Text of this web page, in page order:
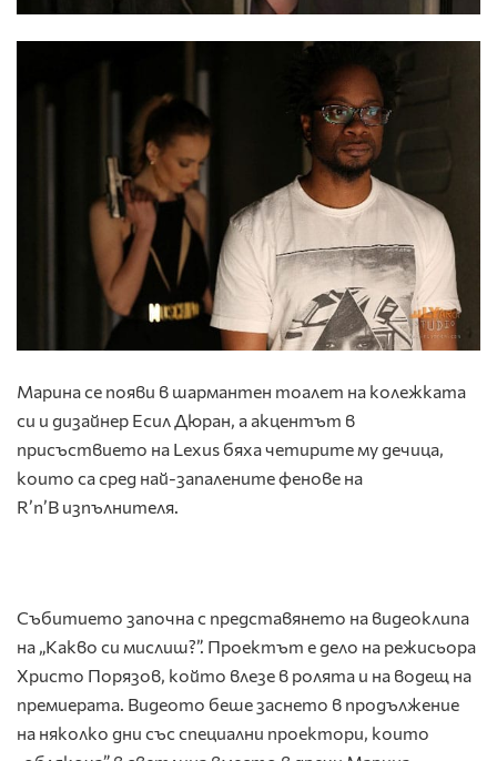
Марина се появи в шармантен тоалет на колежката
си и дизайнер Есил Дюран, а акцентът в
присъствието на Lexus бяха четирите му дечица,
които са сред най-запалените фенове на
R’n’B изпълнителя.
Събитието започна с представянето на видеоклипа
на „Какво си мислиш?”. Проектът е дело на режисьора
Христо Порязов, който влезе в ролята и на водещ на
премиерата. Видеото беше заснето в продължение
на няколко дни със специални проектори, които